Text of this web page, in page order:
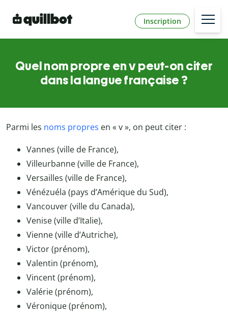
Inscription
Quel nom propre en v peut-on citer
dans la langue française ?
Parmi les noms propres en « v », on peut citer :
Vannes (ville de France),
Villeurbanne (ville de France),
Versailles (ville de France),
Vénézuéla (pays d’Amérique du Sud),
Vancouver (ville du Canada),
Venise (ville d’Italie),
Vienne (ville d’Autriche),
Victor (prénom),
Valentin (prénom),
Vincent (prénom),
Valérie (prénom),
Véronique (prénom),